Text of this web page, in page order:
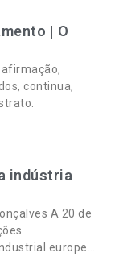
| O
continua,
indústria
A 20 de
europeu